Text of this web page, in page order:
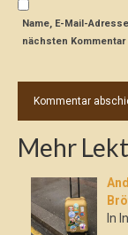
Name, E-Mail-
nächsten
Mehr
In